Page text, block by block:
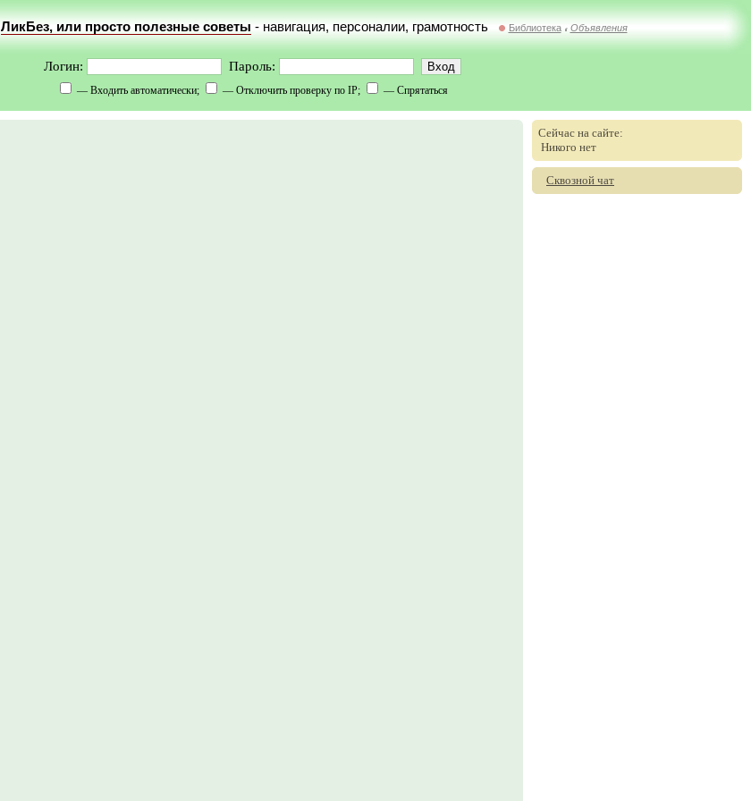
ЛикБез, или просто полезные советы - навигация, персоналии, грамотность Библиотека // Объявления
Логин: Пароль:
— Входить автоматически; — Отключить проверку по IP; — Спрятаться
Сейчас на сайте:
Никого нет
Сквозной чат